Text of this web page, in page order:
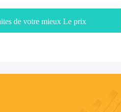
de votre mieux Le prix